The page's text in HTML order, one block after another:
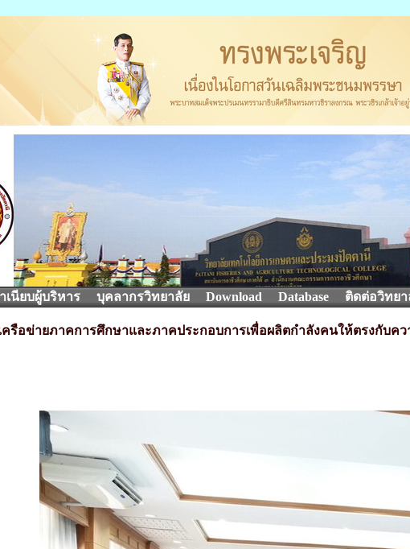
เนียบผู้บริหาร บุคลากรวิทยาลัย Download Database ติดต่อวิทยา
ครือข่ายภาคการศึกษาและภาคประกอบการเพื่อผลิตกำลังคนให้ตรงกับค